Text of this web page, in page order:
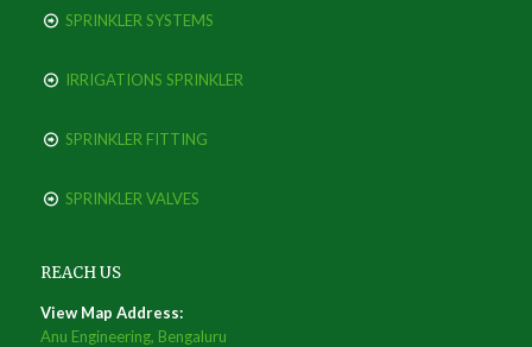
SPRINKLER SYSTEMS
IRRIGATIONS SPRINKLER
SPRINKLER FITTING
SPRINKLER VALVES
REACH US
View Map Address:
Anu Engineering, Bengaluru